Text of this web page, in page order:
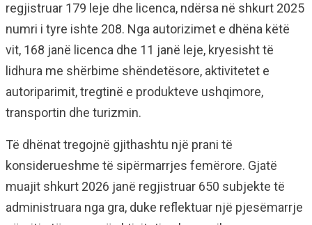
regjistruar 179 leje dhe licenca, ndërsa në shkurt 2025
numri i tyre ishte 208. Nga autorizimet e dhëna këtë
vit, 168 janë licenca dhe 11 janë leje, kryesisht të
lidhura me shërbime shëndetësore, aktivitetet e
autoriparimit, tregtinë e produkteve ushqimore,
transportin dhe turizmin.
Të dhënat tregojnë gjithashtu një prani të
konsiderueshme të sipërmarrjes femërore. Gjatë
muajit shkurt 2026 janë regjistruar 650 subjekte të
administruara nga gra, duke reflektuar një pjesëmarrje